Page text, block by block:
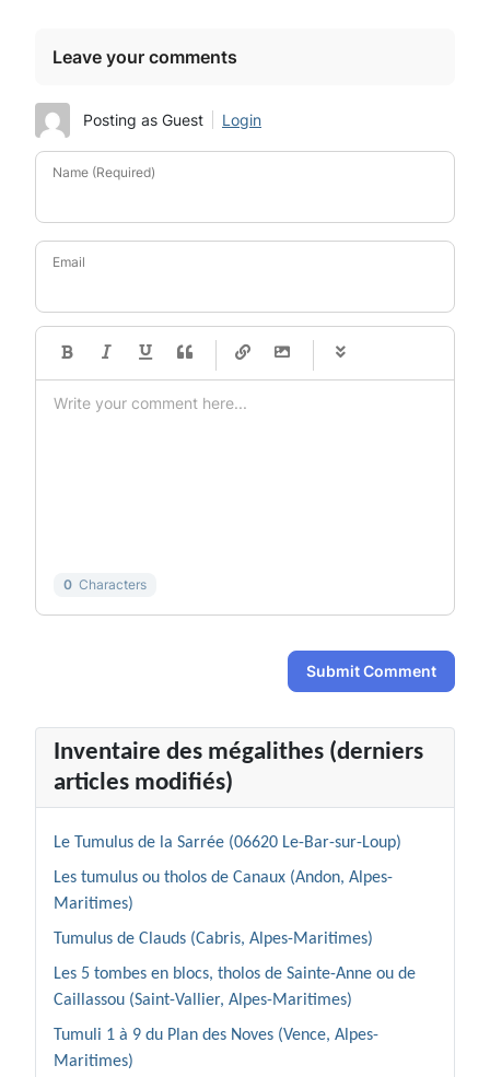
Leave your comments
Posting as Guest Login
Name (Required)
Email
-
-
-
-
0 Characters
Submit Comment
Inventaire des mégalithes (derniers
articles modifiés)
Le Tumulus de la Sarrée (06620 Le-Bar-sur-Loup)
Les tumulus ou tholos de Canaux (Andon, Alpes-
Maritimes)
Tumulus de Clauds (Cabris, Alpes-Maritimes)
Les 5 tombes en blocs, tholos de Sainte-Anne ou de
Caillassou (Saint-Vallier, Alpes-Maritimes)
Tumuli 1 à 9 du Plan des Noves (Vence, Alpes-
Maritimes)